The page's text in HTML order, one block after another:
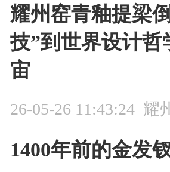
耀州窑青釉提梁
技”到世界设计
宙
26-05-26 11:43:24 耀
1400年前的金发